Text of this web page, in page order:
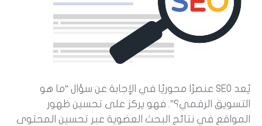
يُعد SEO عنصرًا محوريًا في الإجابة عن سؤال “ما هو
التسويق الرقمي؟”. فهو يركز على تحسين ظهور
المواقع في نتائج البحث العضوية عبر تحسين المحتوى